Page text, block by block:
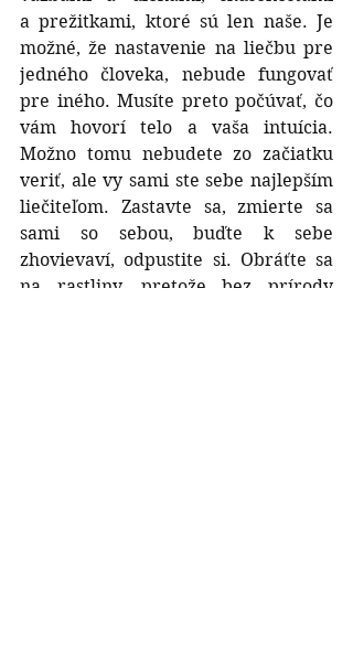
a prežitkami, ktoré sú len naše. Je
možné, že nastavenie na liečbu pre
jedného človeka, nebude fungovať
pre iného. Musíte preto počúvať, čo
vám hovorí telo a vaša intuícia.
Možno tomu nebudete zo začiatku
veriť, ale vy sami ste sebe najlepším
liečiteľom. Zastavte sa, zmierte sa
sami so sebou, buďte k sebe
zhovievaví, odpustite si. Obráťte sa
na rastliny, pretože bez prírody